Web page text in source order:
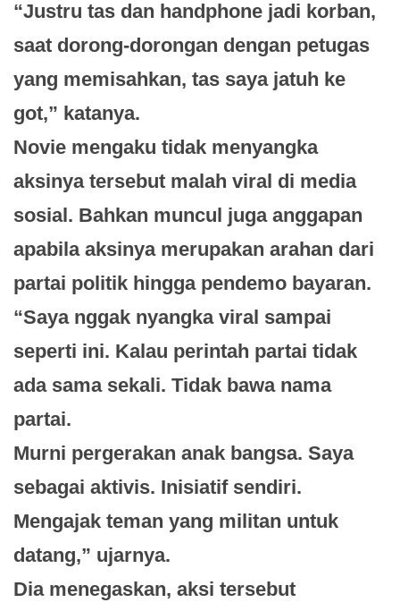
“Justru tas dan handphone jadi korban,
saat dorong-dorongan dengan petugas
yang memisahkan, tas saya jatuh ke
got,” katanya.
Novie mengaku tidak menyangka
aksinya tersebut malah viral di media
sosial. Bahkan muncul juga anggapan
apabila aksinya merupakan arahan dari
partai politik hingga pendemo bayaran.
“Saya nggak nyangka viral sampai
seperti ini. Kalau perintah partai tidak
ada sama sekali. Tidak bawa nama
partai.
Murni pergerakan anak bangsa. Saya
sebagai aktivis. Inisiatif sendiri.
Mengajak teman yang militan untuk
datang,” ujarnya.
Dia menegaskan, aksi tersebut